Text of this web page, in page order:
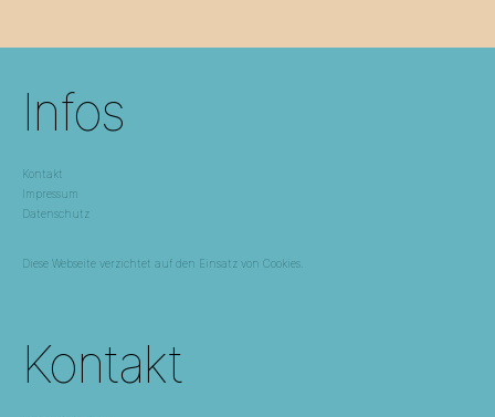
Infos
Kontakt
Impressum
Datenschutz
Diese Webseite verzichtet auf den Einsatz von Cookies.
Kontakt